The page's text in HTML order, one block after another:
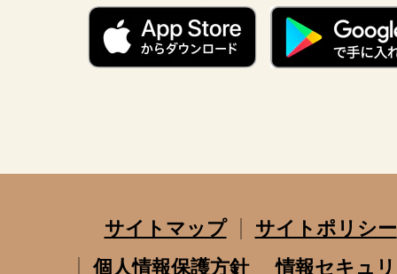
サイトマップ
サイトポリシー
個人情報保護方針
情報セキュ